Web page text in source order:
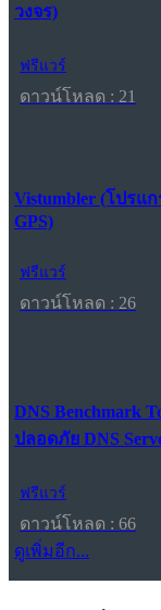
วงจร)
ฟรีแวร์
ดาวน์โหลด : 21
Vistumbler (โปรแ
GPS)
ฟรีแวร์
ดาวน์โหลด : 26
DNS Benchmark
ปลอดภัย DNS
ฟรีแวร์
ดาวน์โหลด : 66
ดูเพิ่มอีก...